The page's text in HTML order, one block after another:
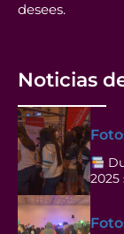
desees.
Noticias